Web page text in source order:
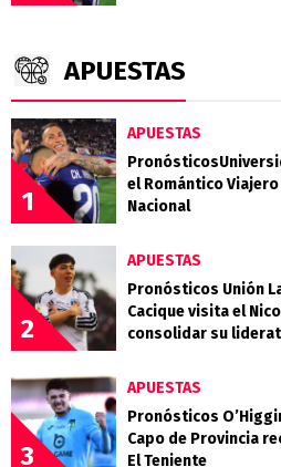
APUESTAS
1
APUESTAS
el Romántico
Nacional
2
APUESTAS
Pronósticos Unión
Cacique visita el
consolidar su
3
APUESTAS
Pronósticos
Capo de Provincia
El Teniente